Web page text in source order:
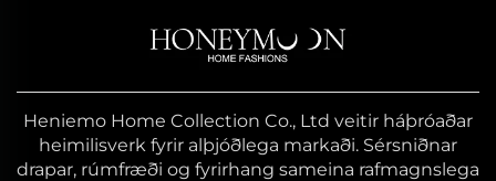
Heniemo Home Collection Co., Ltd veitir háþróaðar
heimilisverk fyrir alþjóðlega markaði. Sérsniðnar
drapar, rúmfræði og fyrirhang sameina rafmagnslega